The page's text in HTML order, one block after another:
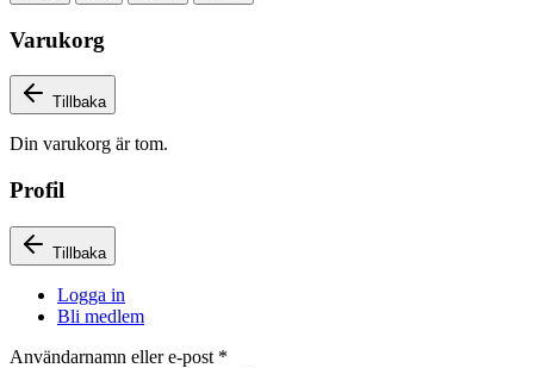
Varukorg
Tillbaka
Din varukorg är tom.
Profil
Tillbaka
Logga in
Bli medlem
Användarnamn eller e-post *